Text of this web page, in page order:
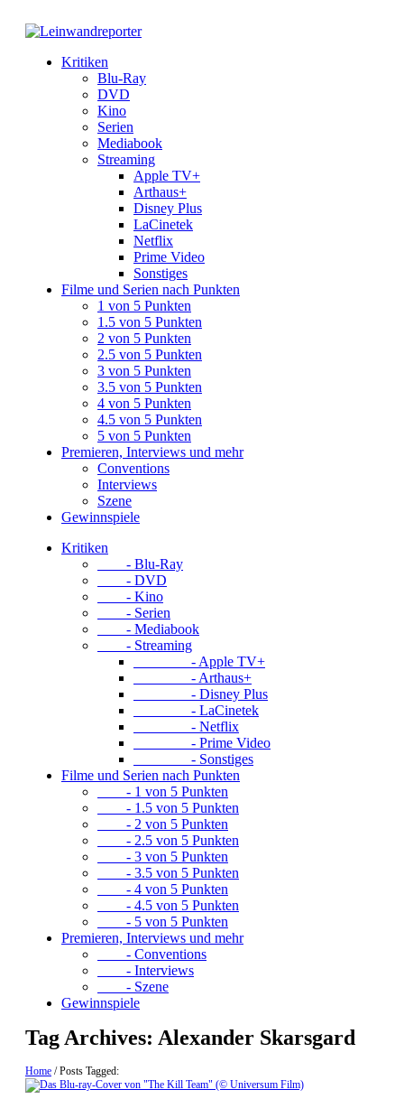
Kritiken
Blu-Ray
DVD
Kino
Serien
Mediabook
Streaming
Apple TV+
Arthaus+
Disney Plus
LaCinetek
Netflix
Prime Video
Sonstiges
Filme und Serien nach Punkten
1 von 5 Punkten
1.5 von 5 Punkten
2 von 5 Punkten
2.5 von 5 Punkten
3 von 5 Punkten
3.5 von 5 Punkten
4 von 5 Punkten
4.5 von 5 Punkten
5 von 5 Punkten
Premieren, Interviews und mehr
Conventions
Interviews
Szene
Gewinnspiele
Kritiken
- Blu-Ray
- DVD
- Kino
- Serien
- Mediabook
- Streaming
- Apple TV+
- Arthaus+
- Disney Plus
- LaCinetek
- Netflix
- Prime Video
- Sonstiges
Filme und Serien nach Punkten
- 1 von 5 Punkten
- 1.5 von 5 Punkten
- 2 von 5 Punkten
- 2.5 von 5 Punkten
- 3 von 5 Punkten
- 3.5 von 5 Punkten
- 4 von 5 Punkten
- 4.5 von 5 Punkten
- 5 von 5 Punkten
Premieren, Interviews und mehr
- Conventions
- Interviews
- Szene
Gewinnspiele
Tag Archives: Alexander Skarsgard
Home /Posts Tagged: